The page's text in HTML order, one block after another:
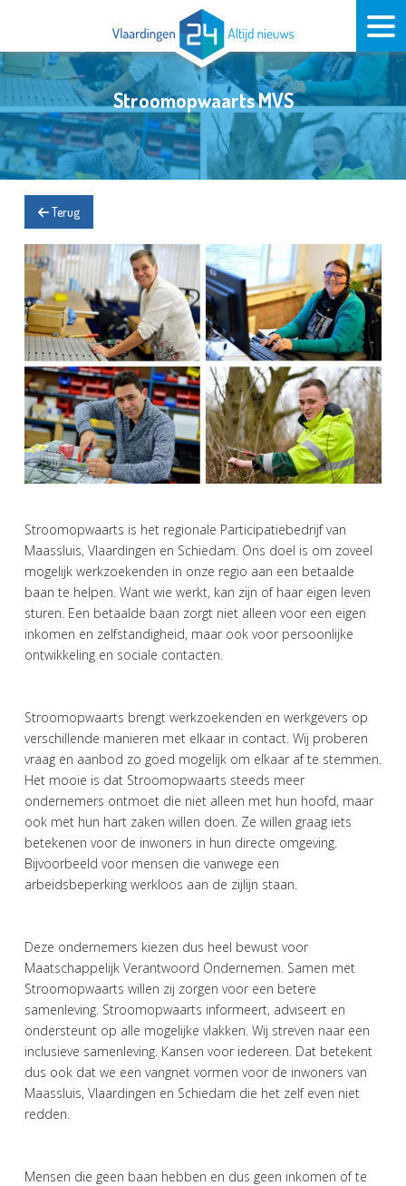
Stroomopwaarts MVS
Terug
Stroomopwaarts is het regionale Participatiebedrijf van
Maassluis, Vlaardingen en Schiedam. Ons doel is om zoveel
mogelijk werkzoekenden in onze regio aan een betaalde
baan te helpen. Want wie werkt, kan zijn of haar eigen leven
sturen. Een betaalde baan zorgt niet alleen voor een eigen
inkomen en zelfstandigheid, maar ook voor persoonlijke
ontwikkeling en sociale contacten.
Stroomopwaarts brengt werkzoekenden en werkgevers op
verschillende manieren met elkaar in contact. Wij proberen
vraag en aanbod zo goed mogelijk om elkaar af te stemmen.
Het mooie is dat Stroomopwaarts steeds meer
ondernemers ontmoet die niet alleen met hun hoofd, maar
ook met hun hart zaken willen doen. Ze willen graag iets
betekenen voor de inwoners in hun directe omgeving.
Bijvoorbeeld voor mensen die vanwege een
arbeidsbeperking werkloos aan de zijlijn staan.
Deze ondernemers kiezen dus heel bewust voor
Maatschappelijk Verantwoord Ondernemen. Samen met
Stroomopwaarts willen zij zorgen voor een betere
samenleving. Stroomopwaarts informeert, adviseert en
ondersteunt op alle mogelijke vlakken. Wij streven naar een
inclusieve samenleving. Kansen voor iedereen. Dat betekent
dus ook dat we een vangnet vormen voor de inwoners van
Maassluis, Vlaardingen en Schiedam die het zelf even niet
redden.
Mensen die geen baan hebben en dus geen inkomen of te